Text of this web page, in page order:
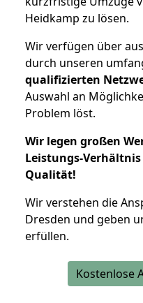
Heidkamp zu lösen.
Wir verfügen über
durch unseren
qualifizierten
Auswahl an
Problem löst.
Wir legen großen
Leistungs-
Qualität!
Wir verstehen die
Dresden und geben
erfüllen.
Kostenlose